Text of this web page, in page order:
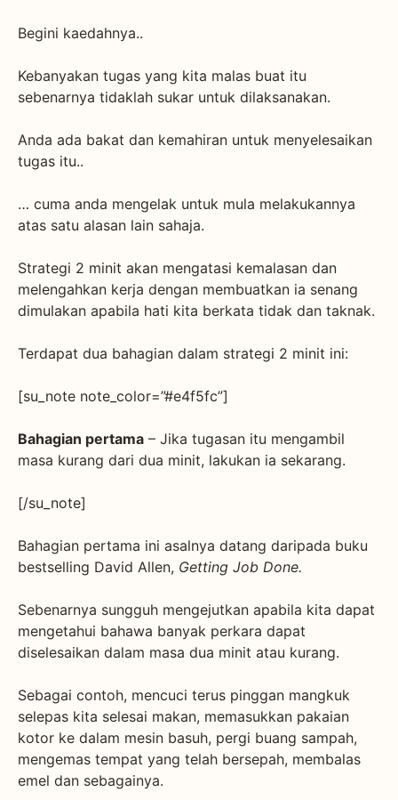
Begini kaedahnya..
Kebanyakan tugas yang kita malas buat itu
sebenarnya tidaklah sukar untuk dilaksanakan.
Anda ada bakat dan kemahiran untuk menyelesaikan
tugas itu..
… cuma anda mengelak untuk mula melakukannya
atas satu alasan lain sahaja.
Strategi 2 minit akan mengatasi kemalasan dan
melengahkan kerja dengan membuatkan ia senang
dimulakan apabila hati kita berkata tidak dan taknak.
Terdapat dua bahagian dalam strategi 2 minit ini:
[su_note note_color=”#e4f5fc”]
Bahagian pertama – Jika tugasan itu mengambil
masa kurang dari dua minit, lakukan ia sekarang.
[/su_note]
Bahagian pertama ini asalnya datang daripada buku
bestselling David Allen, Getting Job Done.
Sebenarnya sungguh mengejutkan apabila kita dapat
mengetahui bahawa banyak perkara dapat
diselesaikan dalam masa dua minit atau kurang.
Sebagai contoh, mencuci terus pinggan mangkuk
selepas kita selesai makan, memasukkan pakaian
kotor ke dalam mesin basuh, pergi buang sampah,
mengemas tempat yang telah bersepah, membalas
emel dan sebagainya.